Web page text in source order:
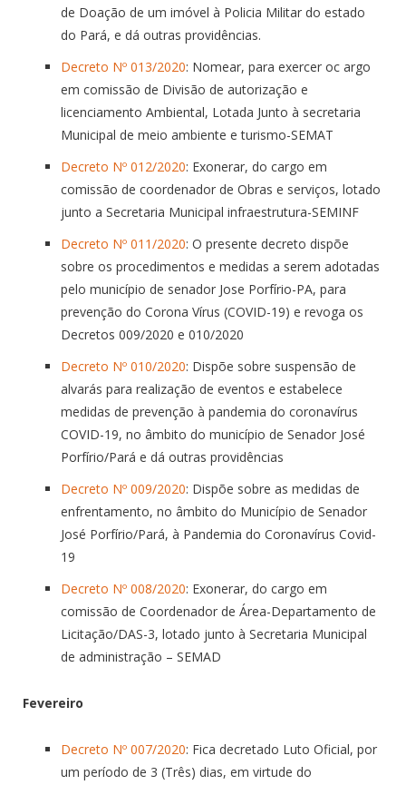
de Doação de um imóvel à Policia Militar do estado
do Pará, e dá outras providências.
Decreto Nº 013/2020: Nomear, para exercer oc argo
em comissão de Divisão de autorização e
licenciamento Ambiental, Lotada Junto à secretaria
Municipal de meio ambiente e turismo-SEMAT
Decreto Nº 012/2020: Exonerar, do cargo em
comissão de coordenador de Obras e serviços, lotado
junto a Secretaria Municipal infraestrutura-SEMINF
Decreto Nº 011/2020: O presente decreto dispõe
sobre os procedimentos e medidas a serem adotadas
pelo município de senador Jose Porfírio-PA, para
prevenção do Corona Vírus (COVID-19) e revoga os
Decretos 009/2020 e 010/2020
Decreto Nº 010/2020: Dispõe sobre suspensão de
alvarás para realização de eventos e estabelece
medidas de prevenção à pandemia do coronavírus
COVID-19, no âmbito do município de Senador José
Porfírio/Pará e dá outras providências
Decreto Nº 009/2020: Dispõe sobre as medidas de
enfrentamento, no âmbito do Município de Senador
José Porfírio/Pará, à Pandemia do Coronavírus Covid-
19
Decreto Nº 008/2020: Exonerar, do cargo em
comissão de Coordenador de Área-Departamento de
Licitação/DAS-3, lotado junto à Secretaria Municipal
de administração – SEMAD
Fevereiro
Decreto Nº 007/2020: Fica decretado Luto Oficial, por
um período de 3 (Três) dias, em virtude do